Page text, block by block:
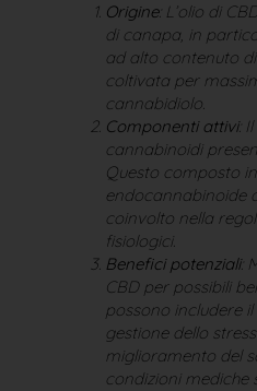
Origine: L’olio di
di canapa, in
ad alto contenuto
coltivata per
cannabidiolo.
Componenti attivi:
cannabinoidi
Questo composto
endocannabinoide
coinvolto nella
fisiologici.
Benefici potenziali:
CBD per possibili
possono includere
gestione dello
miglioramento del
condizioni mediche